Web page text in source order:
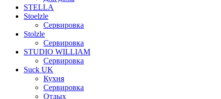
STELLA
Stoelzle
Сервировка
Stolzle
Сервировка
STUDIO WILLIAM
Сервировка
Suck UK
Кухня
Сервировка
Отдых